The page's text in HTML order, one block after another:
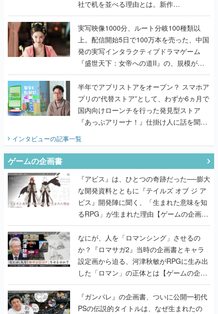
社で机を並べる理由とは。新作
『TATSUJIN EXTREME』で初タッグを組
んだレジェンド2人に訊く開発秘話
実写映像1000分、ルート分岐100種類以
上。配信開始5日で100万本を売った、中国
発の実写インタラクティブドラマゲーム
『盛世天下：女帝への道II』の、規模が違
うこだわりをプロデューサーに聞いた
半年でアプリストアをオープン？ スマホア
プリの“代替ストア”として、わずか6ヵ月で
国内向けローンチを行った発見型ストア
『あっぷアリーナ！』仕掛け人に話を聞い
てみた
インタビューの記事一覧
ゲームの企画書
『アビス』は、ひとつの奇跡だった──膨大
な開発資料とともに『テイルズ オブ ジ ア
ビス』開発陣に聞く、「生まれた意味を知
るRPG」が生まれた理由【ゲームの企画
書】
なにが、人を「ロマンシング」させるの
か？『ロマサガ2』当時の企画書とキャラ
設定画から迫る、河津秋敏がRPGに生み出
した「ロマン」の正体とは【ゲームの企画
書】
『ガンパレ』の企画書、ついに公開━初代
PSの伝説的タイトルは、なぜ生まれたの